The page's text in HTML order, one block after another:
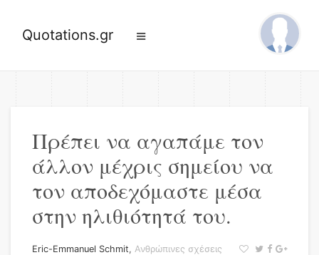
Quotations.gr
Πρέπει να αγαπάμε τον
άλλον μέχρις σημείου να
τον αποδεχόμαστε μέσα
στην ηλιθιότητά του.
Eric-Emmanuel Schmit, Ανθρώπινες σχέσεις